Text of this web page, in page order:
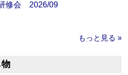
修会 2026/09
もっと見る »